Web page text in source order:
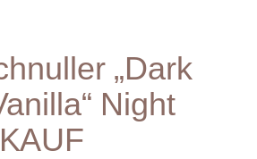
„Dark
Night